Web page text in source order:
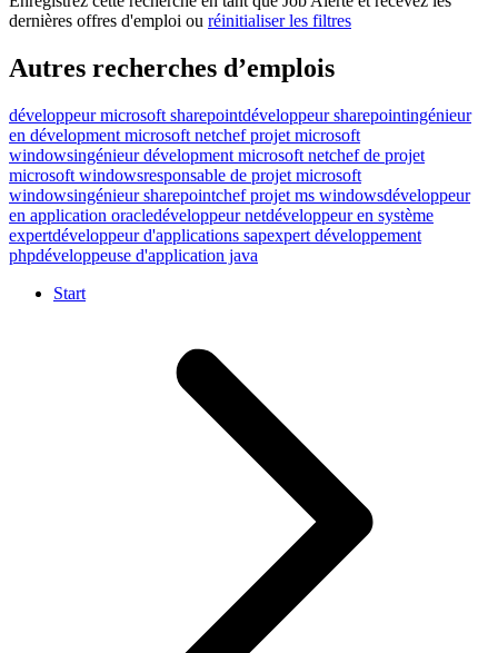
dernières offres d'emploi ou réinitialiser les filtres
Autres recherches d’emplois
développeur microsoft sharepointdéveloppeur sharepointingénieur
en dévelopment microsoft netchef projet microsoft
windowsingénieur dévelopment microsoft netchef de projet
microsoft windowsresponsable de projet microsoft
windowsingénieur sharepointchef projet ms windowsdéveloppeur
en application oracledéveloppeur netdéveloppeur en système
expertdéveloppeur d'applications sapexpert développement
phpdéveloppeuse d'application java
Start